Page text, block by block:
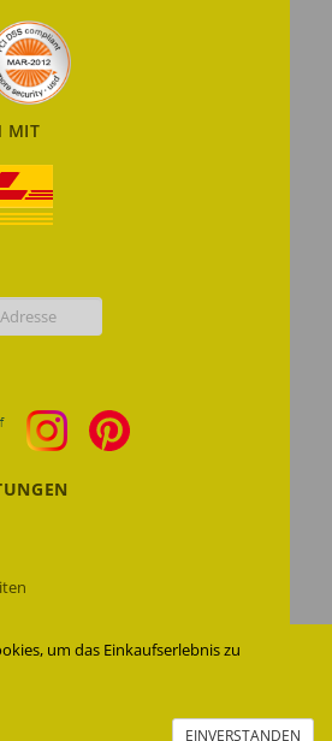
um das Einkaufserlebnis zu
EINVERSTANDEN
MIT